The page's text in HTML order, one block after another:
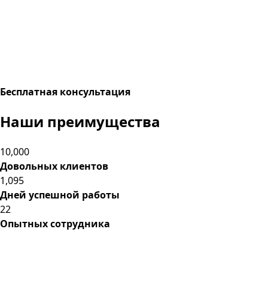
Бесплатная консультация
Наши преимущества
10,000
Довольных клиентов
1,095
Дней успешной работы
22
Опытных сотрудника